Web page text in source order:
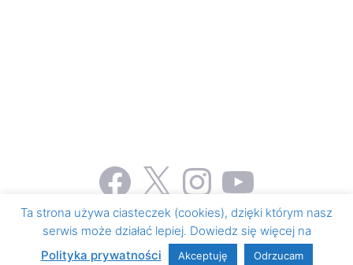
Facebook
X InstagramYouTube
© 2026 Honorowe krwiodawstwo i krwiolecznictwo
Zbudowany z
GeneratePress
Ta strona używa ciasteczek (cookies), dzięki którym nasz
serwis może działać lepiej. Dowiedz się więcej na
Polityka prywatności
Akceptuję Odrzucam